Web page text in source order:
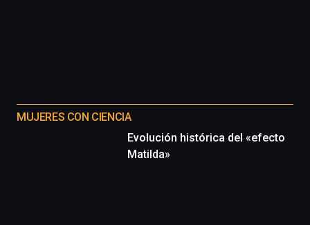
MUJERES CON CIENCIA
Evolución histórica del «efecto
Matilda»